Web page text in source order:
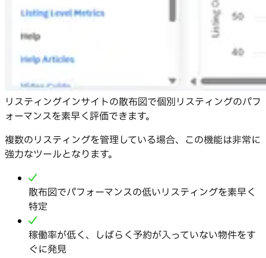
リスティングインサイトの散布図で個別リスティングのパフ
ォーマンスを素早く評価できます。
複数のリスティングを管理している場合、この機能は非常に
強力なツールとなります。
散布図でパフォーマンスの低いリスティングを素早く
特定
稼働率が低く、しばらく予約が入っていない物件をす
ぐに発見